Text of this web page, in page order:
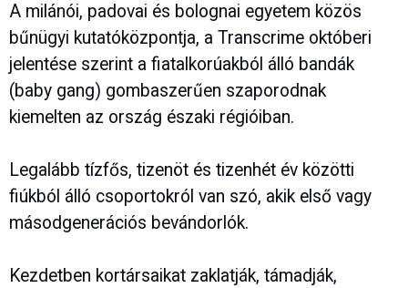
A milánói, padovai és bolognai egyetem közös
bűnügyi kutatóközpontja, a Transcrime októberi
jelentése szerint a fiatalkorúakból álló bandák
(baby gang) gombaszerűen szaporodnak
kiemelten az ország északi régióiban.
Legalább tízfős, tizenöt és tizenhét év közötti
fiúkból álló csoportokról van szó, akik első vagy
másodgenerációs bevándorlók.
Kezdetben kortársaikat zaklatják, támadják,